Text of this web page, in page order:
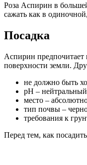
Роза Аспирин в
сажать как в
Посадка
Аспирин предпочитает
поверхности земли.
не должно быть
рН –
место –
тип почвы –
требования к
Перед тем, как